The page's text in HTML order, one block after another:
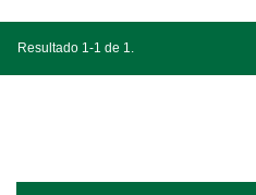
Resultado 1-1 de 1.